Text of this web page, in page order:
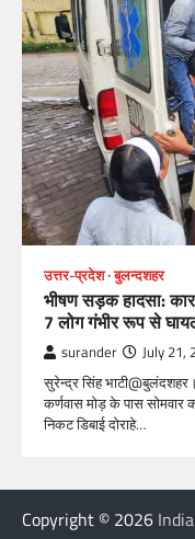
उत्तर-प्रदेश बुलन्दशहर
भीषण सड़क हादसा:
7 लोग गंभीर रूप से
surander July 21,
सुरेन्द्र सिंह
कर्णवास मोड़ के पास
निकट डिबाई दोराहे…
Copyright © 2026